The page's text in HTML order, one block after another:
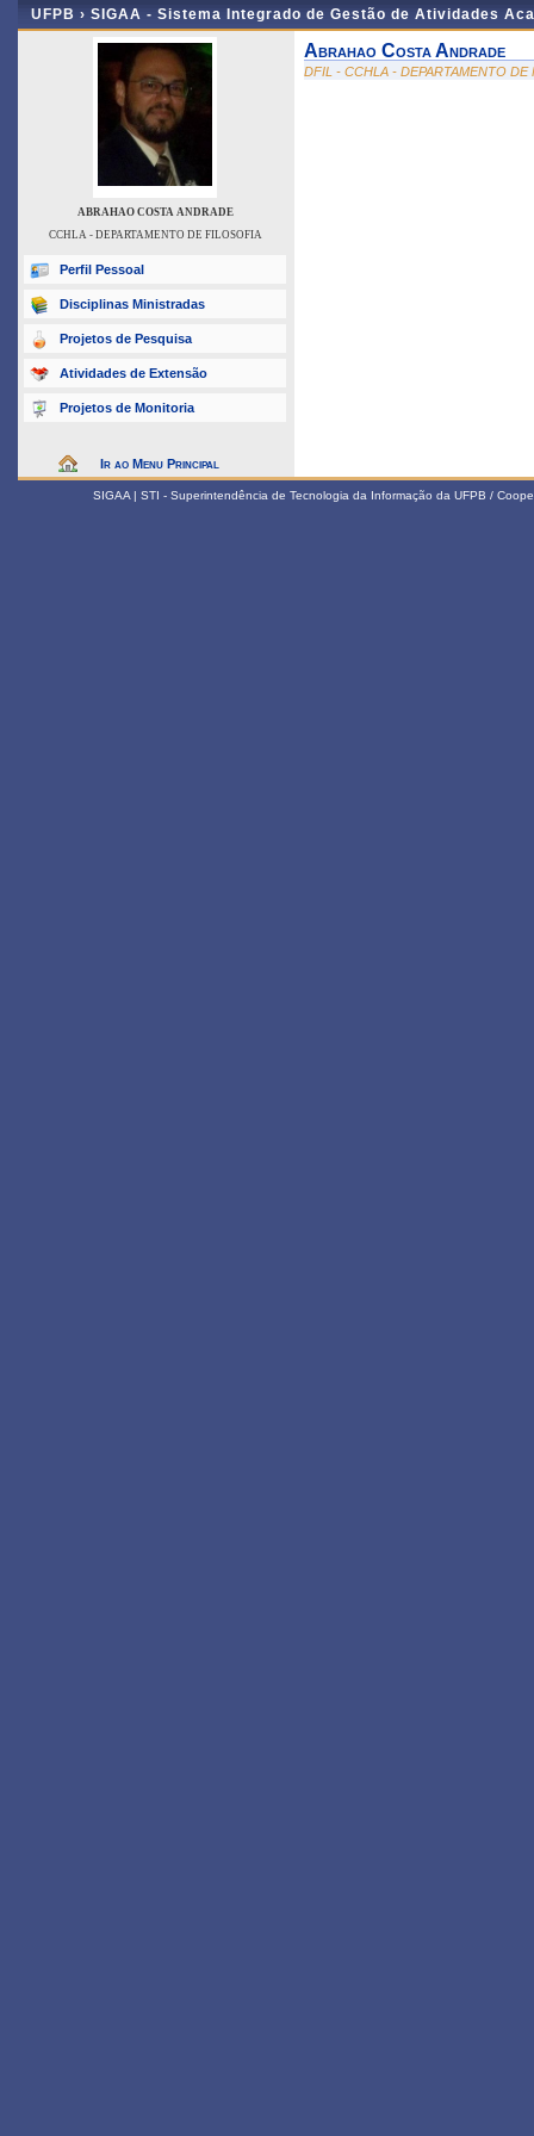
UFPB › SIGAA - Sistema Integrado de Gestão de Atividades
ABRAHAO COSTA ANDRADE
CCHLA - DEPARTAMENTO DE FILOSOFIA
Perfil Pessoal
Disciplinas Ministradas
Projetos de Pesquisa
Atividades de Extensão
Projetos de Monitoria
Ir ao Menu Principal
Abrahao Costa Andrade
DFIL - CCHLA - DEPARTAMENTO DE
SIGAA | STI - Superintendência de Tecnologia da Informação da UFPB /